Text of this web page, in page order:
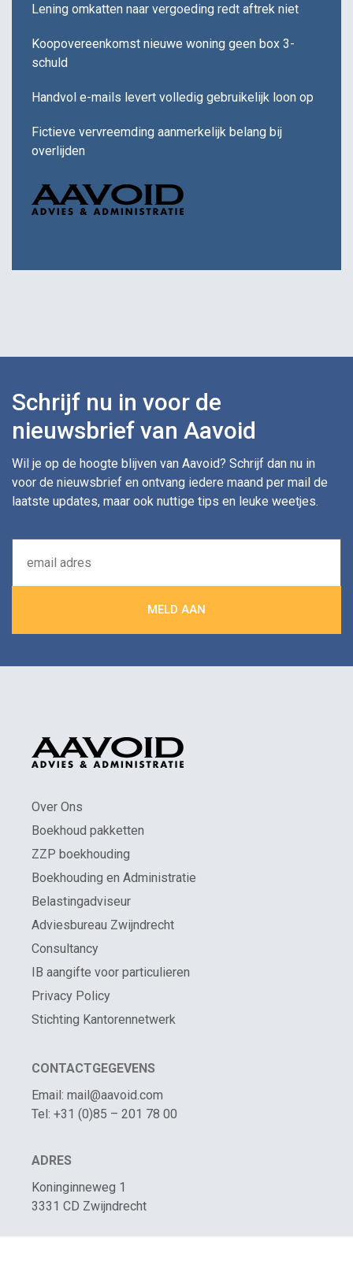
Lening omkatten naar vergoeding redt aftrek niet
Koopovereenkomst nieuwe woning geen box 3-
schuld
Handvol e-mails levert volledig gebruikelijk loon op
Fictieve vervreemding aanmerkelijk belang bij
overlijden
Schrijf nu in voor de
nieuwsbrief van Aavoid
Wil je op de hoogte blijven van Aavoid? Schrijf dan nu in
voor de nieuwsbrief en ontvang iedere maand per mail de
laatste updates, maar ook nuttige tips en leuke weetjes.
Over Ons
Boekhoud pakketten
ZZP boekhouding
Boekhouding en Administratie
Belastingadviseur
Adviesbureau Zwijndrecht
Consultancy
IB aangifte voor particulieren
Privacy Policy
Stichting Kantorennetwerk
CONTACTGEGEVENS
Email: mail@aavoid.com
Tel: +31 (0)85 – 201 78 00
ADRES
Koninginneweg 1
3331 CD Zwijndrecht